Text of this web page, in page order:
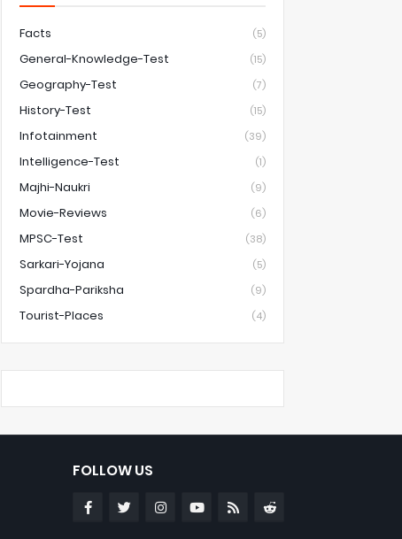
Facts (5)
General-Knowledge-Test (15)
Geography-Test (7)
History-Test (15)
Infotainment (39)
Intelligence-Test (1)
Majhi-Naukri (9)
Movie-Reviews (6)
MPSC-Test (38)
Sarkari-Yojana (5)
Spardha-Pariksha (9)
Tourist-Places (4)
FOLLOW US